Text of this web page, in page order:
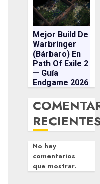
Mejor Build De
Warbringer
(Bárbaro) En
Path Of Exile 2
— Guía
Endgame 2026
No hay
comentarios
que mostrar.